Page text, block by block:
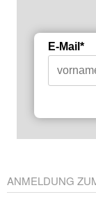
E-Mail*
ANMELDUNG